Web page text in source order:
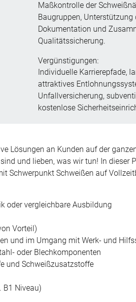
Maßkontrolle der
Baugruppen,
Dokumentation und
Qualitätssicherung.
Vergünstigungen:
Individuelle Karrierepfade,
attraktives
Unfallversicherung,
kostenlose
Lösungen an Kunden auf der
und lieben, was wir tun! In dieser
Schwerpunkt Schweißen auf
oder vergleichbare Ausbildung
Vorteil)
und im Umgang mit Werk- und
oder Blechkomponenten
und Schweißzusatzstoffe
B1 Niveau)